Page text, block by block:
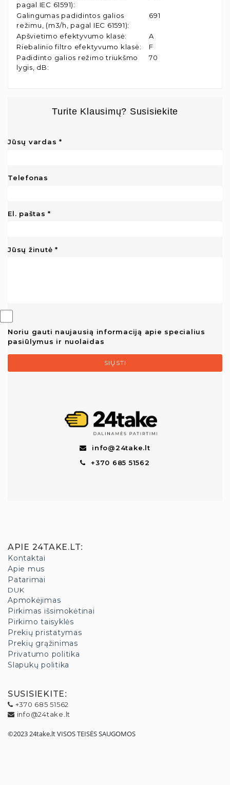
pagal IEC 61591):
Galingumas padidintos galios
režimu, (m3/h, pagal IEC 61591):
691
Apšvietimo efektyvumo klasė:
A
Riebalinio filtro efektyvumo klasė:
F
Padidinto galios režimo triukšmo
lygis, dB:
70
Turite Klausimų? Susisiekite
Jūsų vardas
Telefonas
El. paštas
Jūsų žinutė
Noriu gauti naujausią informaciją apie specialius
pasiūlymus ir nuolaidas
SIŲSTI
info@24take.lt
+370 685 51562
APIE 24TAKE.LT:
Kontaktai
Apie mus
Patarimai
DUK
Apmokėjimas
Pirkimas išsimokėtinai
Pirkimo taisyklės
Prekių pristatymas
Prekių grąžinimas
Privatumo politika
Slapukų politika
SUSISIEKITE:
+370 685 51562
info@24take.lt
©2023 24take.lt VISOS TEISĖS SAUGOMOS